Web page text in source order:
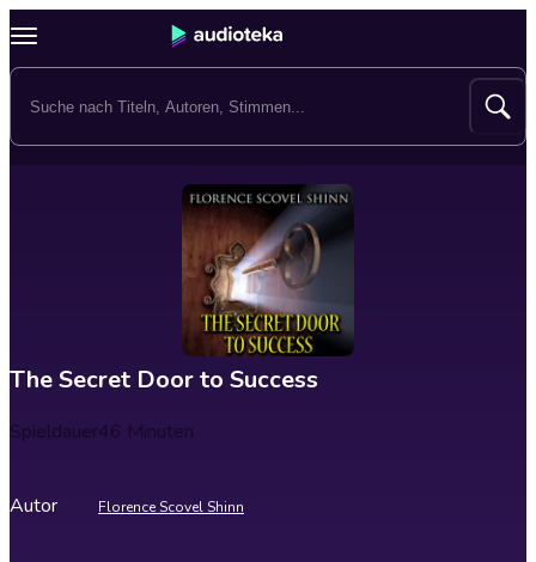
The Secret Door to Success
Spieldauer46 Minuten
Autor Florence Scovel Shinn